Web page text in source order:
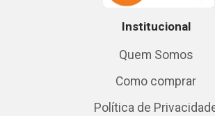
Institucional
Quem Somos
Como comprar
Política de